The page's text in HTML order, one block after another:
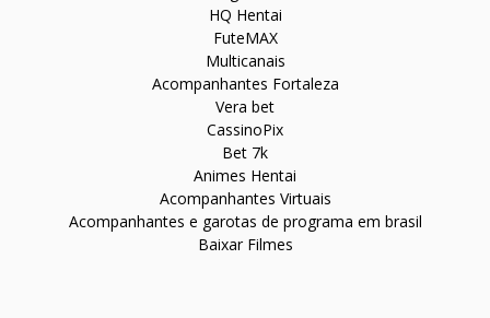
HQ Hentai
FuteMAX
Multicanais
Acompanhantes Fortaleza
Vera bet
CassinoPix
Bet 7k
Animes Hentai
Acompanhantes Virtuais
Acompanhantes e garotas de programa em brasil
Baixar Filmes